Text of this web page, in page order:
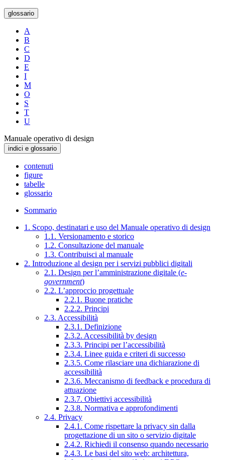
glossario
A
B
C
D
E
I
M
O
S
T
U
Manuale operativo di design
indici e glossario
contenuti
figure
tabelle
glossario
Sommario
1. Scopo, destinatari e uso del Manuale operativo di design
1.1. Versionamento e storico
1.2. Consultazione del manuale
1.3. Contribuisci al manuale
2. Introduzione al design per i servizi pubblici digitali
2.1. Design per l’amministrazione digitale (e-
government)
2.2. L’approccio progettuale
2.2.1. Buone pratiche
2.2.2. Principi
2.3. Accessibilità
2.3.1. Definizione
2.3.2. Accessibilità by design
2.3.3. Principi per l’accessibilità
2.3.4. Linee guida e criteri di successo
2.3.5. Come rilasciare una dichiarazione di
accessibilità
2.3.6. Meccanismo di feedback e procedura di
attuazione
2.3.7. Obiettivi accessibilità
2.3.8. Normativa e approfondimenti
2.4. Privacy
2.4.1. Come rispettare la privacy sin dalla
progettazione di un sito o servizio digitale
2.4.2. Richiedi il consenso quando necessario
2.4.3. Le basi del sito web: architettura,